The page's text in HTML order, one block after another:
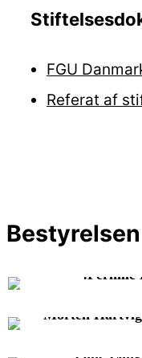
FGU
Referat af
Bestyrelsen
.Pernille
Morten
Palle